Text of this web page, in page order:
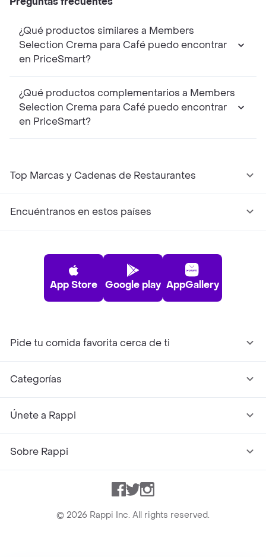
¿Qué productos similares a Members
Selection Crema para Café puedo encontrar
en PriceSmart?
¿Qué productos complementarios a Members
Selection Crema para Café puedo encontrar
en PriceSmart?
Top Marcas y Cadenas de Restaurantes
Encuéntranos en estos países
App Store Google play AppGallery
Pide tu comida favorita cerca de ti
Categorías
Únete a Rappi
Sobre Rappi
Facebook
TwitterInstagram
© 2026 Rappi Inc. All rights reserved.